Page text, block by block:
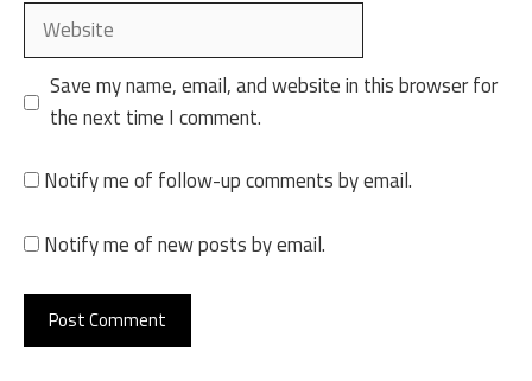
Website
Save my name, email, and website in this browser for
the next time I comment.
Notify me of follow-up comments by email.
Notify me of new posts by email.